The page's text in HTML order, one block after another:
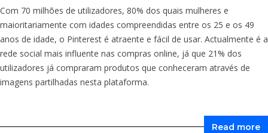
Com 70 milhões de utilizadores, 80% dos quais mulheres e
maioritariamente com idades compreendidas entre os 25 e os 49
anos de idade, o Pinterest é atraente e fácil de usar. Actualmente é a
rede social mais influente nas compras online, já que 21% dos
utilizadores já compraram produtos que conheceram através de
imagens partilhadas nesta plataforma.
Read more